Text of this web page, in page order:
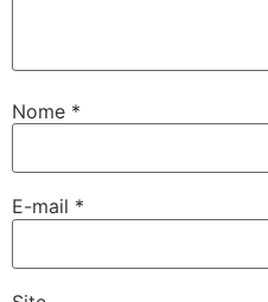
Nome *
E-mail *